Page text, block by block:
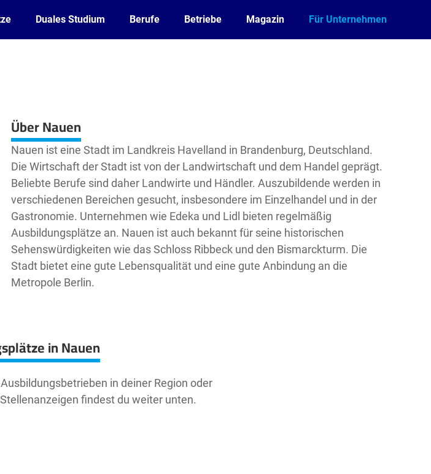
Duales Studium Berufe Betriebe Magazin Für Unternehmen
Über Nauen
Nauen ist eine Stadt im Landkreis Havelland in Brandenburg, Deutschland.
Die Wirtschaft der Stadt ist von der Landwirtschaft und dem Handel geprägt.
Beliebte Berufe sind daher Landwirte und Händler. Auszubildende werden in
verschiedenen Bereichen gesucht, insbesondere im Einzelhandel und in der
Gastronomie. Unternehmen wie Edeka und Lidl bieten regelmäßig
Ausbildungsplätze an. Nauen ist auch bekannt für seine historischen
Sehenswürdigkeiten wie das Schloss Ribbeck und den Bismarckturm. Die
Stadt bietet eine gute Lebensqualität und eine gute Anbindung an die
Metropole Berlin.
in Nauen
in deiner Region oder
findest du weiter unten.